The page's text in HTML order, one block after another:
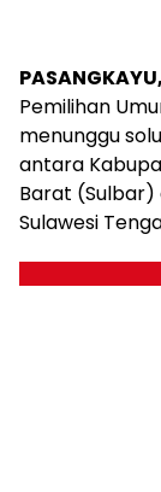
Pemilihan
menunggu
antara
Barat (Sulbar)
Sulawesi